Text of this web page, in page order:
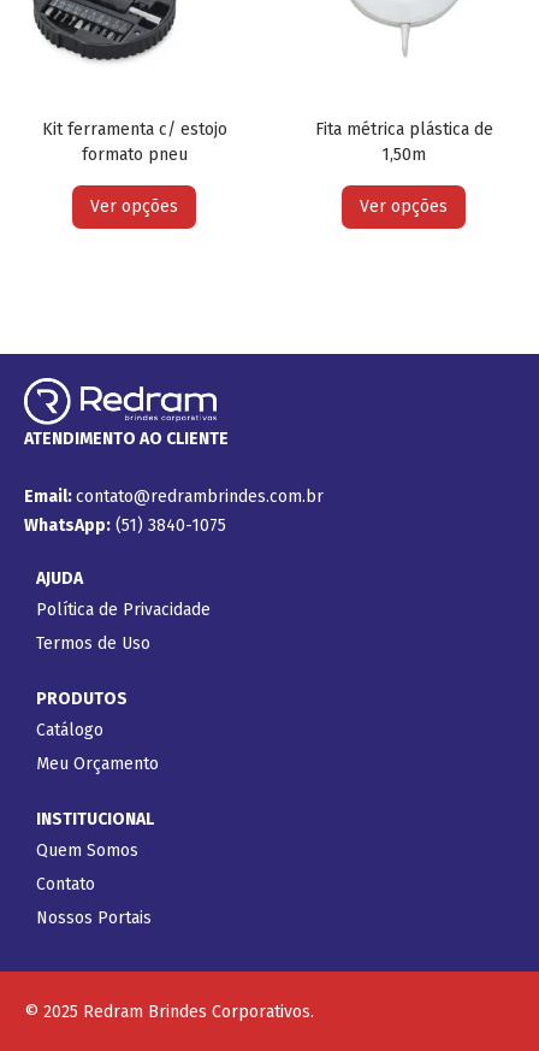
Kit ferramenta c/ estojo
formato pneu
Ver opções
Fita métrica plástica de
1,50m
Ver opções
ATENDIMENTO AO CLIENTE
Email:contato@redrambrindes.com.br
WhatsApp: (51) 3840-1075
AJUDA
Política de Privacidade
Termos de Uso
PRODUTOS
Catálogo
Meu Orçamento
INSTITUCIONAL
Quem Somos
Contato
Nossos Portais
© 2025 Redram Brindes Corporativos.